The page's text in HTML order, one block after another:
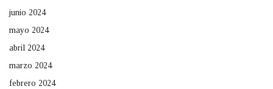
junio 2024
mayo 2024
abril 2024
marzo 2024
febrero 2024